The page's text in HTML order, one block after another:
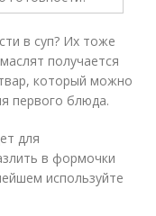
в суп? Их тоже
получается
который можно
первого блюда.
для
в формочки
используйте